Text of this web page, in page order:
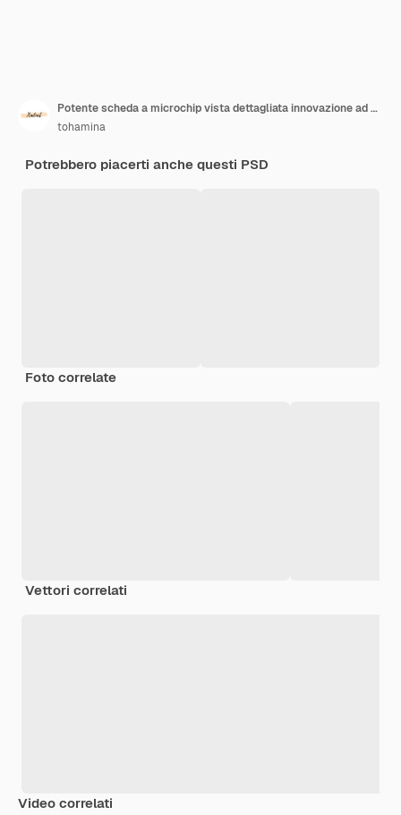
Potente scheda a microchip vista dettagliata innovazione ad alta tecnologia
tohamina
Potrebbero piacerti anche questi PSD
Foto correlate
Vettori correlati
Video correlati